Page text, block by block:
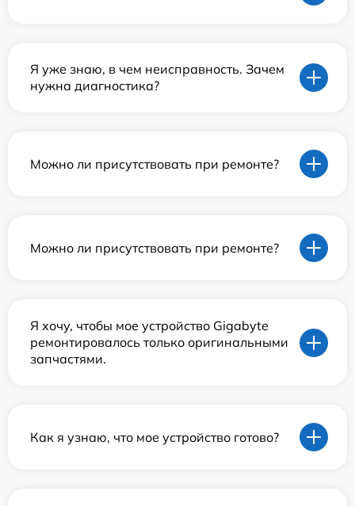
Я уже знаю, в чем неисправность. Зачем
нужна диагностика?
Можно ли присутствовать при ремонте?
Можно ли присутствовать при ремонте?
Я хочу, чтобы мое устройство Gigabyte
ремонтировалось только оригинальными
запчастями.
Как я узнаю, что мое устройство готово?